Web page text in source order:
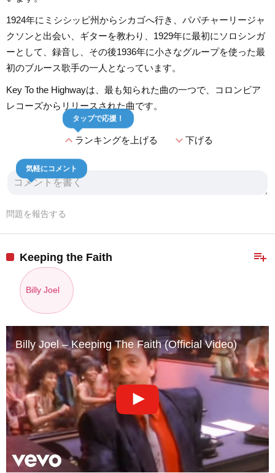
1924年にミシシッピ州からシカゴへ行き、パパチャーリージャ
クソンと出会い、ギターを教わり、1929年に最初にソロシンガ
ーとして、録音し、その後1936年に小さなグループを使った最
初のブルース歌手の一人となっています。
Key To the Highwayは、最も知られた曲の一つで、コロンビア
レコーズからリリースされた曲です。
expand_lessランキングを上げる
タップで応援！
expand_more下げる
気軽にコメント
問題を報告する
playlist_add
Keeping the Faith
Billy Joel
Billy Joel – Keeping The Faith (Official Video)